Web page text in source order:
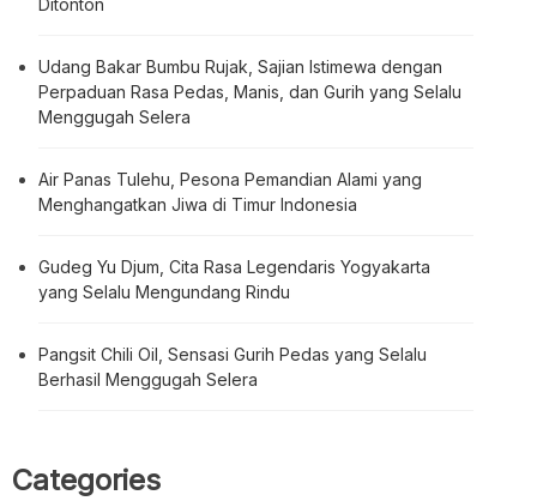
Udang Bakar Bumbu Rujak, Sajian Istimewa dengan
Perpaduan Rasa Pedas, Manis, dan Gurih yang Selalu
Menggugah Selera
Air Panas Tulehu, Pesona Pemandian Alami yang
Menghangatkan Jiwa di Timur Indonesia
Gudeg Yu Djum, Cita Rasa Legendaris Yogyakarta
yang Selalu Mengundang Rindu
Pangsit Chili Oil, Sensasi Gurih Pedas yang Selalu
Berhasil Menggugah Selera
Categories